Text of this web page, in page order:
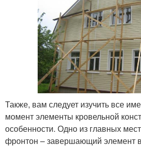
Также, вам следует изучить все
момент элементы кровельной
особенности. Одно из главных
фронтон – завершающий элемент